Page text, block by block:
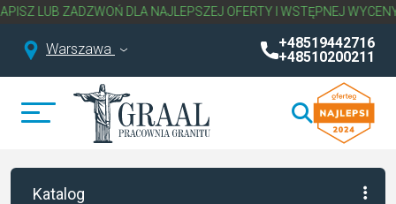
DLA NAJLEPSZEJ OFERTY I WSTĘPNEJ WYCENY NAGROBKA.
Warszawa
+48519442716
+48510200211
Katalog